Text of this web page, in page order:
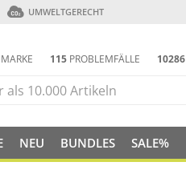
UMWELTGERECHT
115 PROBLEMFÄLLE 10286
NEU BUNDLES SALE%